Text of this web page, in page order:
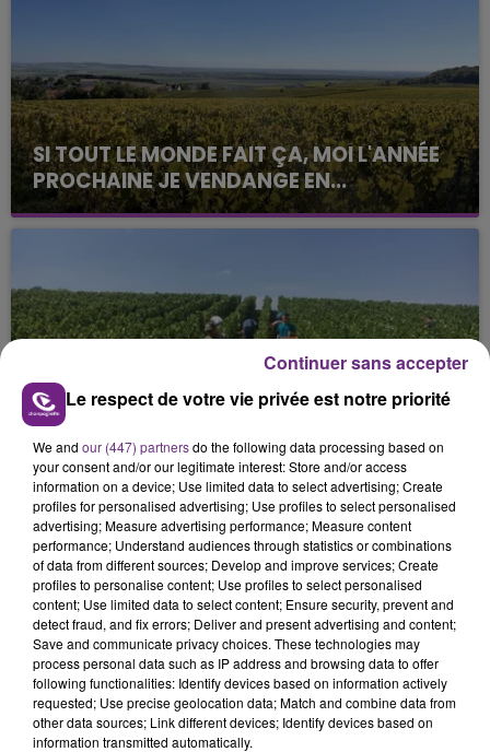
SI TOUT LE MONDE FAIT ÇA, MOI L'ANNÉE
PROCHAINE JE VENDANGE EN...
La vendange en Champagne a débuté ce jeudi 6
août dans la commune de Montgueux (Aube). Du
L'INSPECTION DU TRAVAIL RAPPELLE À
L'ORDRE SUR LES CONDITIONS DE...
Alors que les dates de début des vendange 2026
s'est avéré être plus précoce que prévu,
l'inspection du Travail en profite pour rappeler
les conditions de...
TITRES DIFFUSÉS
23h54
23h54 23h51
23h51
Le respect de votre vie privée est notre priorité
We and our (447) partnersdo the following data processing based on
your consent and/or our legitimate interest: Store and/or access
information on a device; Use limited data to select advertising; Create
profiles for personalised advertising; Use profiles to select personalised
advertising; Measure advertising performance; Measure content
performance; Understand audiences through statistics or combinations
of data from different sources; Develop and improve services; Create
profiles to personalise content; Use profiles to select personalised
content; Use limited data to select content; Ensure security, prevent and
detect fraud, and fix errors; Deliver and present advertising and content;
Save and communicate privacy choices. These technologies may
process personal data such as IP address and browsing data to offer
following functionalities: Identify devices based on information actively
requested; Use precise geolocation data; Match and combine data from
other data sources; Link different devices; Identify devices based on
information transmitted automatically.
Continuer sans accepter